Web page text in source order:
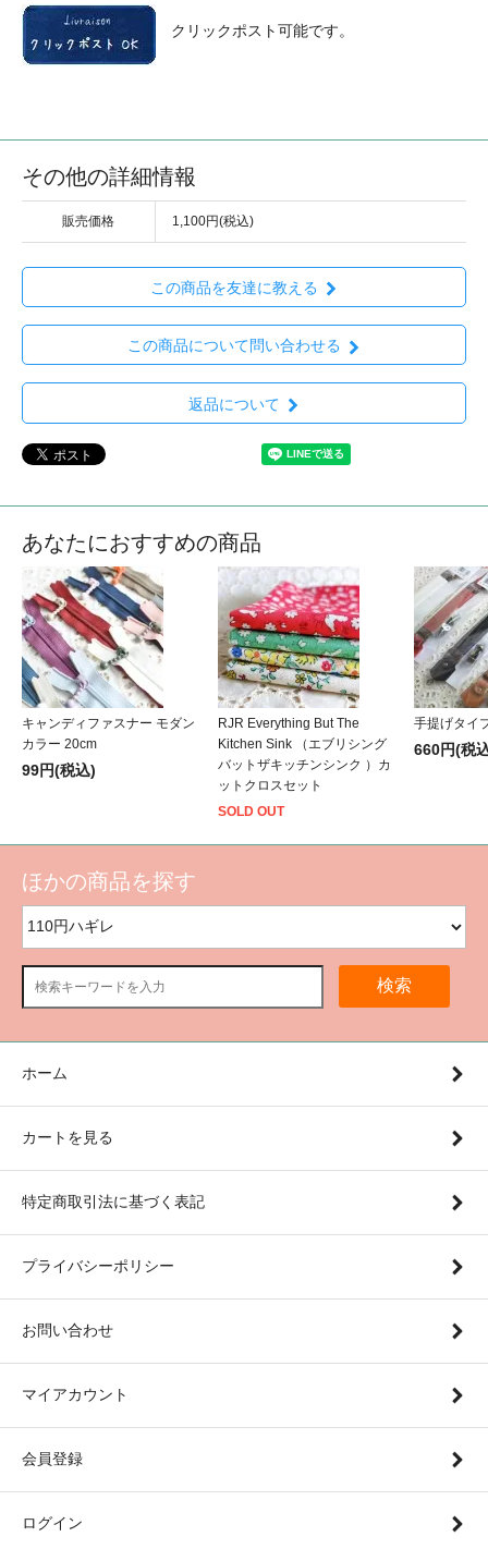
クリックポスト可能です。
その他の詳細情報
販売価格 1,100円(税込)
この商品を友達に教える
この商品について問い合わせる
返品について
あなたにおすすめの商品
キャンディファスナー モダン
カラー 20cm
99円(税込)
RJR Everything But The
Kitchen Sink （エブリシング
バットザキッチンシンク ）カ
ットクロスセット
SOLD OUT
手提げタイ
660円(税
ほかの商品を探す
検索
ホーム
カートを見る
特定商取引法に基づく表記
プライバシーポリシー
お問い合わせ
マイアカウント
会員登録
ログイン